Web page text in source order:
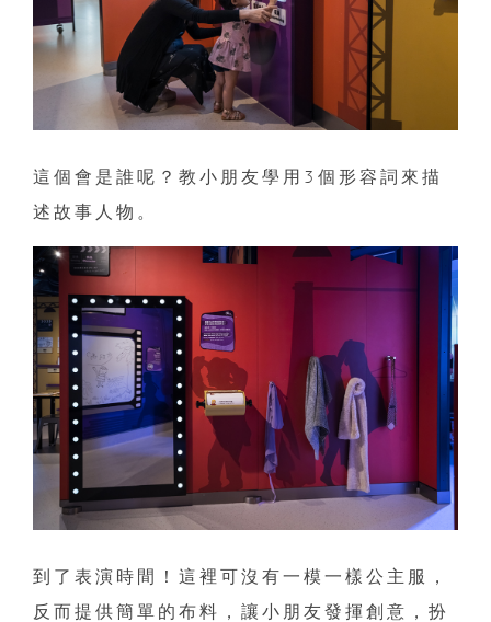
這個會是誰呢？教小朋友學用3個形容詞來描
述故事人物。
到了表演時間！這裡可沒有一模一樣公主服，
反而提供簡單的布料，讓小朋友發揮創意，扮